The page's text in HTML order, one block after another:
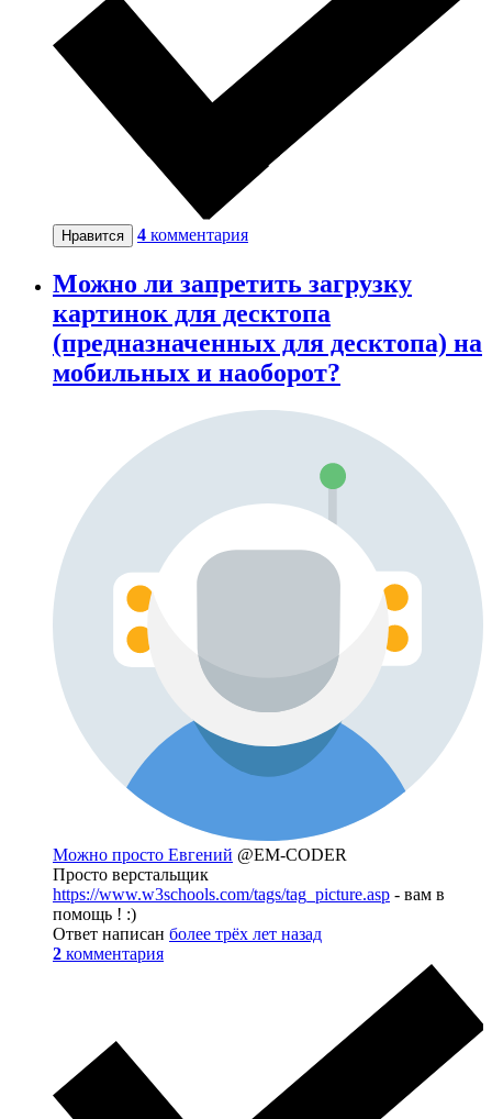
Нравится 4 комментария
Можно ли запретить загрузку
картинок для десктопа
(предназначенных для десктопа) на
мобильных и наоборот?
Можно просто Евгений @EM-CODER
Просто верстальщик
https://www.w3schools.com/tags/tag_picture.asp - вам в
помощь ! :)
Ответ написан более трёх лет назад
2 комментария